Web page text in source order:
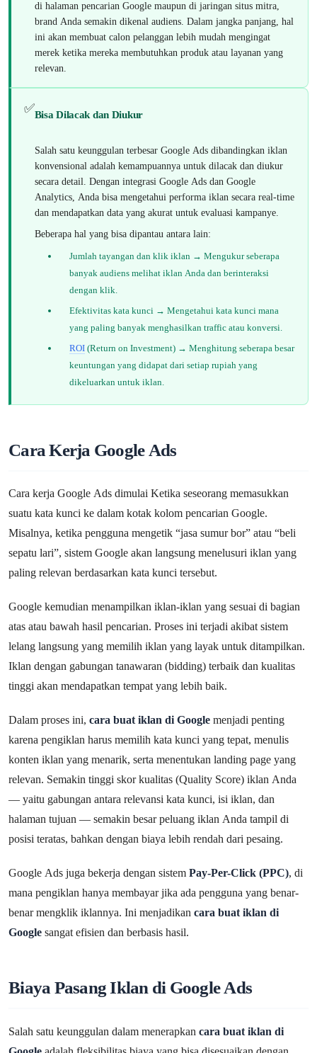
di halaman pencarian Google maupun di jaringan situs mitra,
brand Anda semakin dikenal audiens. Dalam jangka panjang, hal
ini akan membuat calon pelanggan lebih mudah mengingat
merek ketika mereka membutuhkan produk atau layanan yang
relevan.
✅Bisa Dilacak dan Diukur
Salah satu keunggulan terbesar Google Ads dibandingkan iklan
konvensional adalah kemampuannya untuk dilacak dan diukur
secara detail. Dengan integrasi Google Ads dan Google
Analytics, Anda bisa mengetahui performa iklan secara real-time
dan mendapatkan data yang akurat untuk evaluasi kampanye.
Beberapa hal yang bisa dipantau antara lain:
Jumlah tayangan dan klik iklan → Mengukur seberapa
banyak audiens melihat iklan Anda dan berinteraksi
dengan klik.
Efektivitas kata kunci → Mengetahui kata kunci mana
yang paling banyak menghasilkan traffic atau konversi.
ROI(Return on Investment) → Menghitung seberapa besar
keuntungan yang didapat dari setiap rupiah yang
dikeluarkan untuk iklan.
Cara Kerja Google Ads
Cara kerja Google Ads dimulai Ketika seseorang memasukkan
suatu kata kunci ke dalam kotak kolom pencarian Google.
Misalnya, ketika pengguna mengetik “jasa sumur bor” atau “beli
sepatu lari”, sistem Google akan langsung menelusuri iklan yang
paling relevan berdasarkan kata kunci tersebut.
Google kemudian menampilkan iklan-iklan yang sesuai di bagian
atas atau bawah hasil pencarian. Proses ini terjadi akibat sistem
lelang langsung yang memilih iklan yang layak untuk ditampilkan.
Iklan dengan gabungan tanawaran (bidding) terbaik dan kualitas
tinggi akan mendapatkan tempat yang lebih baik.
Dalam proses ini, cara buat iklan di Google menjadi penting
karena pengiklan harus memilih kata kunci yang tepat, menulis
konten iklan yang menarik, serta menentukan landing page yang
relevan. Semakin tinggi skor kualitas (Quality Score) iklan Anda
— yaitu gabungan antara relevansi kata kunci, isi iklan, dan
halaman tujuan — semakin besar peluang iklan Anda tampil di
posisi teratas, bahkan dengan biaya lebih rendah dari pesaing.
Google Ads juga bekerja dengan sistem Pay-Per-Click (PPC), di
mana pengiklan hanya membayar jika ada pengguna yang benar-
benar mengklik iklannya. Ini menjadikan cara buat iklan di
Google sangat efisien dan berbasis hasil.
Biaya Pasang Iklan di Google Ads
Salah satu keunggulan dalam menerapkan cara buat iklan di